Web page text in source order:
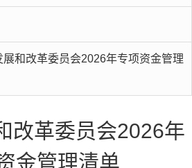
展和改革委员会2026年专项资金管理
改革委员会2026年
金管理清单